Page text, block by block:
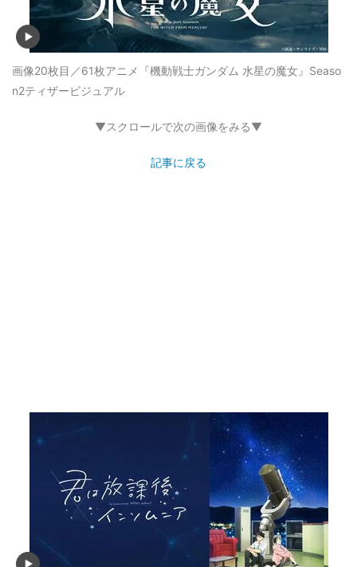
画像20枚目／61枚アニメ『機動戦士ガンダム 水星の魔女』Seaso
n2ティザービジュアル
▼スクロールで次の画像をみる▼
記事に戻る